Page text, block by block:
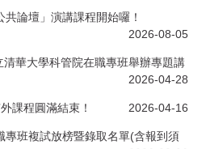
共論壇」演講課程開始囉！
2026-08-05
華大學科管院在職專班舉辦專題講
2026-04-28
課程圓滿結束！ 2026-04-16
專班複試放榜暨錄取名單(含報到須